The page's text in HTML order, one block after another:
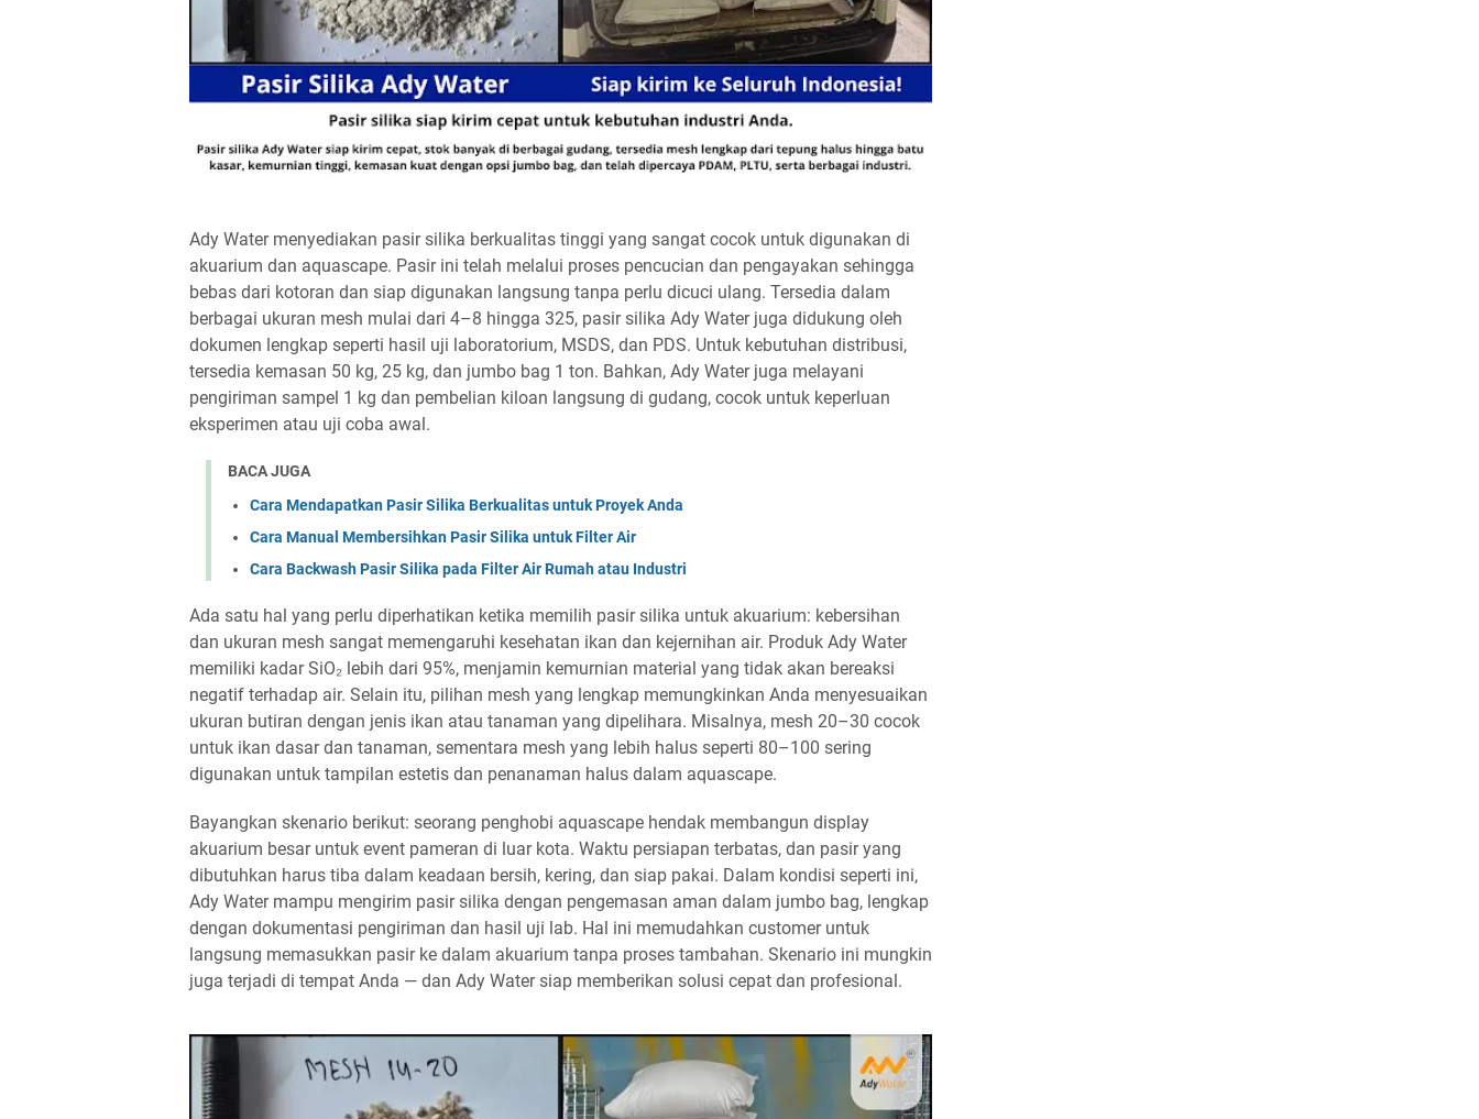
Ady Water menyediakan pasir silika berkualitas tinggi yang sangat cocok untuk digunakan di
akuarium dan aquascape. Pasir ini telah melalui proses pencucian dan pengayakan sehingga
bebas dari kotoran dan siap digunakan langsung tanpa perlu dicuci ulang. Tersedia dalam
berbagai ukuran mesh mulai dari 4–8 hingga 325, pasir silika Ady Water juga didukung oleh
dokumen lengkap seperti hasil uji laboratorium, MSDS, dan PDS. Untuk kebutuhan distribusi,
tersedia kemasan 50 kg, 25 kg, dan jumbo bag 1 ton. Bahkan, Ady Water juga melayani
pengiriman sampel 1 kg dan pembelian kiloan langsung di gudang, cocok untuk keperluan
eksperimen atau uji coba awal.
BACA JUGA
Cara Mendapatkan Pasir Silika Berkualitas untuk Proyek Anda
Cara Manual Membersihkan Pasir Silika untuk Filter Air
Cara Backwash Pasir Silika pada Filter Air Rumah atau Industri
Ada satu hal yang perlu diperhatikan ketika memilih pasir silika untuk akuarium: kebersihan
dan ukuran mesh sangat memengaruhi kesehatan ikan dan kejernihan air. Produk Ady Water
memiliki kadar SiO₂ lebih dari 95%, menjamin kemurnian material yang tidak akan bereaksi
negatif terhadap air. Selain itu, pilihan mesh yang lengkap memungkinkan Anda menyesuaikan
ukuran butiran dengan jenis ikan atau tanaman yang dipelihara. Misalnya, mesh 20–30 cocok
untuk ikan dasar dan tanaman, sementara mesh yang lebih halus seperti 80–100 sering
digunakan untuk tampilan estetis dan penanaman halus dalam aquascape.
Bayangkan skenario berikut: seorang penghobi aquascape hendak membangun display
akuarium besar untuk event pameran di luar kota. Waktu persiapan terbatas, dan pasir yang
dibutuhkan harus tiba dalam keadaan bersih, kering, dan siap pakai. Dalam kondisi seperti ini,
Ady Water mampu mengirim pasir silika dengan pengemasan aman dalam jumbo bag, lengkap
dengan dokumentasi pengiriman dan hasil uji lab. Hal ini memudahkan customer untuk
langsung memasukkan pasir ke dalam akuarium tanpa proses tambahan. Skenario ini mungkin
juga terjadi di tempat Anda — dan Ady Water siap memberikan solusi cepat dan profesional.